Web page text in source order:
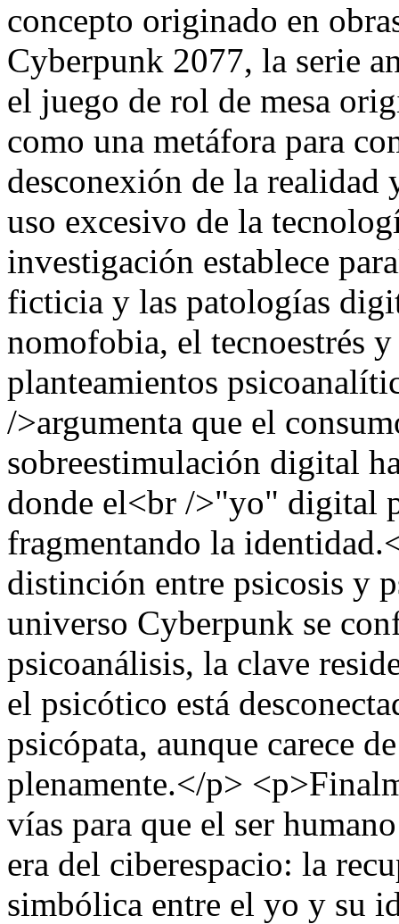
concepto originado en
Cyberpunk 2077, la serie
el juego de rol de mesa
como una metáfora para
desconexión de la realidad
uso excesivo de la
investigación establece
ficticia y las patologías
nomofobia, el tecnoestrés
planteamientos
/>argumenta que el
sobreestimulación digital
donde el<br />"yo" digital
fragmentando la
distinción entre psicosis y
universo Cyberpunk se
psicoanálisis, la clave
el psicótico está
psicópata, aunque carece
plenamente.</p>
vías para que el ser
era del ciberespacio: la
simbólica entre el yo y su